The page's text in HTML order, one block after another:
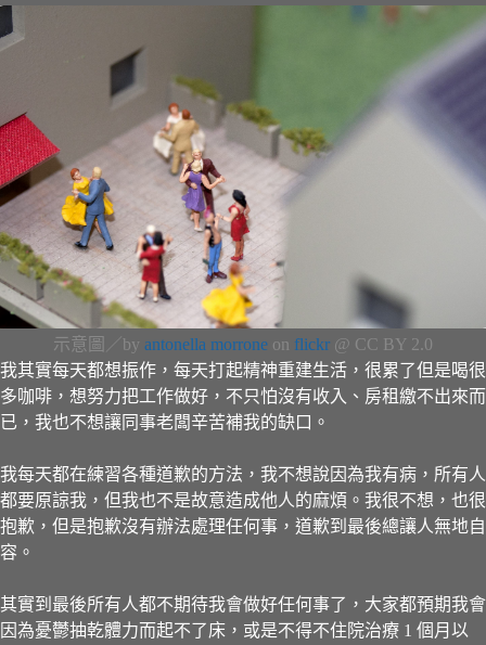
示意圖／by antonella morrone on flickr @ CC BY 2.0
我其實每天都想振作，每天打起精神重建生活，很累了但是喝很
多咖啡，想努力把工作做好，不只怕沒有收入、房租繳不出來而
已，我也不想讓同事老闆辛苦補我的缺口。
我每天都在練習各種道歉的方法，我不想說因為我有病，所有人
都要原諒我，但我也不是故意造成他人的麻煩。我很不想，也很
抱歉，但是抱歉沒有辦法處理任何事，道歉到最後總讓人無地自
容。
其實到最後所有人都不期待我會做好任何事了，大家都預期我會
因為憂鬱抽乾體力而起不了床，或是不得不住院治療 1 個月以